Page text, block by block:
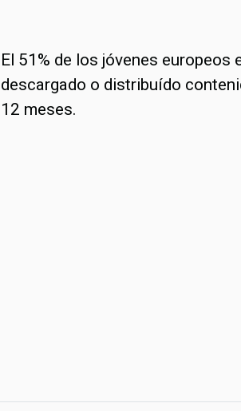
El 51% de los jóvenes europeos
descargado o distribuído
12 meses.